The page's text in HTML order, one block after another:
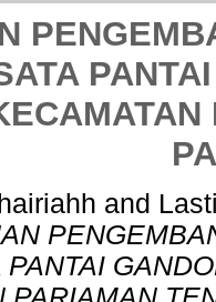
and
PANTAI